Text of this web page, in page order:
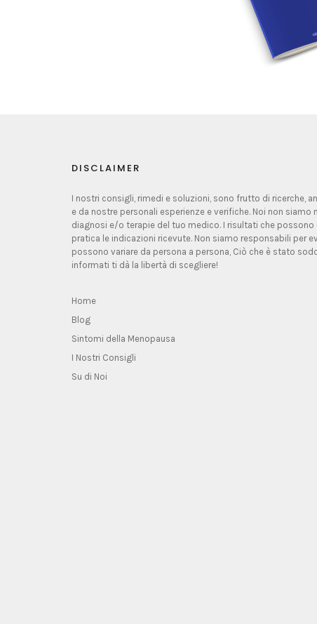
DISCLAIMER
I nostri consigli, rimedi e soluzioni, sono frutto di ricerche,
e da nostre personali esperienze e verifiche. Noi non
diagnosi e/o terapie del tuo medico. I risultati che
pratica le indicazioni ricevute. Non siamo responsabili per
possono variare da persona a persona, Ciò che è stato
informati ti dà la libertà di scegliere!
Home
Blog
Sintomi della Menopausa
I Nostri Consigli
Su di Noi